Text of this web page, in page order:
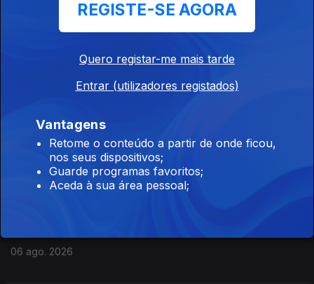
15h Ceuta ainda não voltou à normalidade diz
Contas por infrações financeiras na PJ
06 ago. 2026
06 ago. 2026
REGISTE-SE AGORA
Quero registar-me mais tarde
Entrar (utilizadores registados)
Vantagens
Retome o conteúdo a partir de onde ficou,
nos seus dispositivos;
Guarde programas favoritos;
Aceda à sua área pessoal;